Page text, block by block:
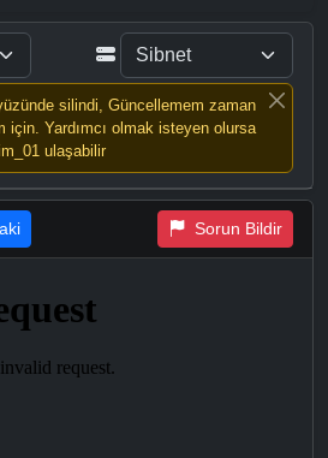
silindi, Güncellemem zaman
için. Yardımcı olmak isteyen olursa
ulaşabilir
Sorun Bildir